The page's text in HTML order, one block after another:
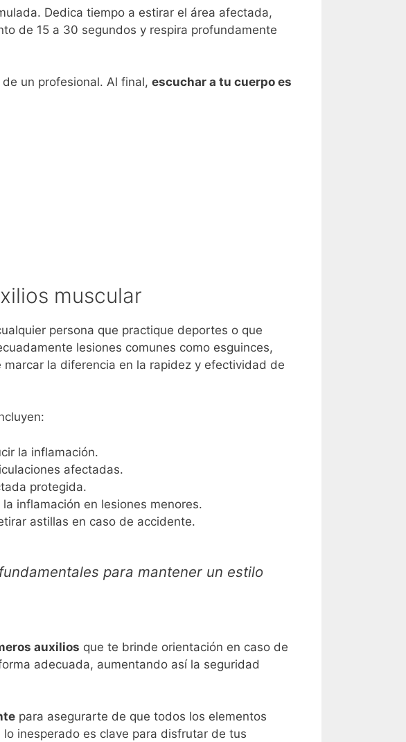
Dedica tiempo a estirar el área afectada,
de 15 a 30 segundos y respira profundamente
un profesional. Al final, escuchar a tu cuerpo es
muscular
persona que practique deportes o que
lesiones comunes como esguinces,
la diferencia en la rapidez y efectividad de
la inflamación.
afectadas.
protegida.
inflamación en lesiones menores.
astillas en caso de accidente.
para mantener un estilo
auxilios que te brinde orientación en caso de
adecuada, aumentando así la seguridad
para asegurarte de que todos los elementos
inesperado es clave para disfrutar de tus